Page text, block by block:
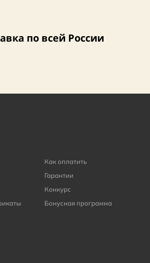
по всей России
Как оплатить
Гарантии
Конкурс
Бонусная программа